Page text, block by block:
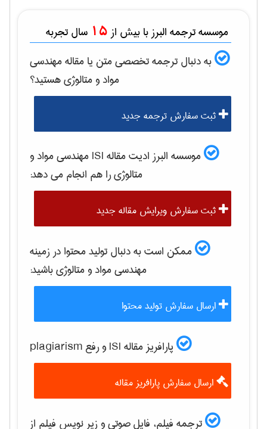
موسسه ترجمه البرز با بیش از 15 سال تجربه
به دنبال ترجمه تخصصی متن یا مقالهمهندسی
مواد و متالوژیهستید؟
ثبت سفارش ترجمه جدید
موسسه البرز ادیت مقاله ISI
مهندسی مواد و
متالوژیرا هم انجام می دهد:
ثبت سفارش ویرایش مقاله جدید
ممکن است به دنبال تولید محتوا در زمینه
مهندسی مواد و متالوژیباشید:
ارسال سفارش تولید محتوا
پارافریز مقاله ISI و رفع plagiarism
ارسال سفارش پارافریز مقاله
ترجمه فیلم، فایل صوتی و زیر نویس فیلم از